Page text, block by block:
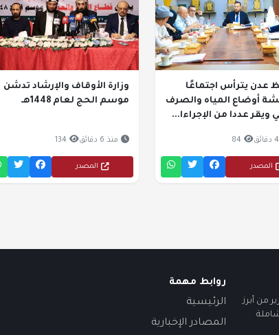
عدن يترأس اجتماعًا
أوضاع المياه والصرف
ويقر عددا من الإجراءا...
84
المصدر
وزارة الأوقاف والإرشاد تدشن
موسم الحج لعام 1448هـ
منذ 6 دقائق 134
المصدر
من أبرز
روابط مهمة
الرئيسية
المصادر الإخبارية